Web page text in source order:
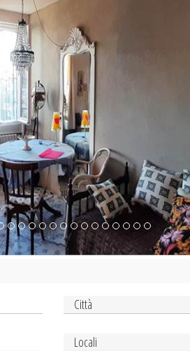
Città
Locali